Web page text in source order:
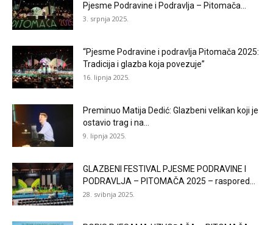
Pjesme Podravine i Podravlja – Pitomača...
3. srpnja 2025.
“Pjesme Podravine i podravlja Pitomača 2025:
Tradicija i glazba koja povezuje”
16. lipnja 2025.
Preminuo Matija Dedić: Glazbeni velikan koji je
ostavio trag i na...
9. lipnja 2025.
GLAZBENI FESTIVAL PJESME PODRAVINE I
PODRAVLJA – PITOMAČA 2025 – raspored...
28. svibnja 2025.